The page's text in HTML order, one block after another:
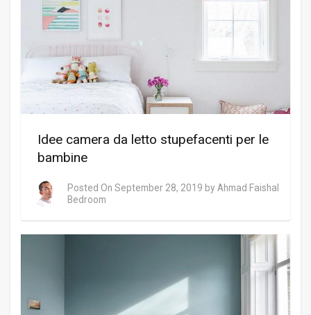
Idee camera da letto stupefacenti per le
bambine
Posted On September 28, 2019 by Ahmad Faishal
Bedroom